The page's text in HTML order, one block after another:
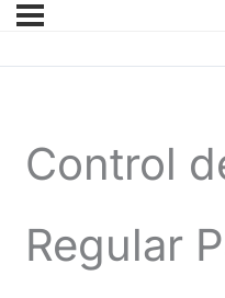
Control
Regular